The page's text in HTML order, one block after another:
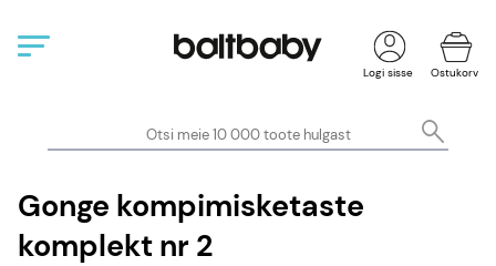
Logi sisse Ostukorv
Gonge kompimisketaste
komplekt nr 2